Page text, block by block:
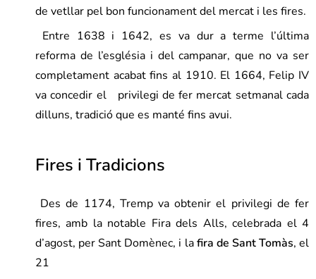
de vetllar pel bon funcionament del mercat i les fires.
Entre 1638 i 1642, es va dur a terme l’última
reforma de l’església i del campanar, que no va ser
completament acabat fins al 1910. El 1664, Felip IV
va concedir el privilegi de fer mercat setmanal cada
dilluns, tradició que es manté fins avui.
Fires i Tradicions
Des de 1174, Tremp va obtenir el privilegi de fer
fires, amb la notable Fira dels Alls, celebrada el 4
d’agost, per Sant Domènec, i lafira de Sant Tomàs, el
21